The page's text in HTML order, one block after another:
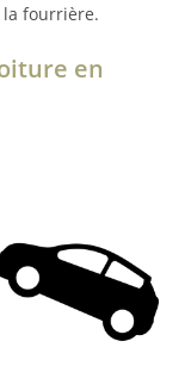
fourrière.
en